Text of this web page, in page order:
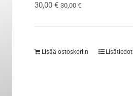
30,00€ 30,00€
Lisää ostoskoriin Lisätiedot